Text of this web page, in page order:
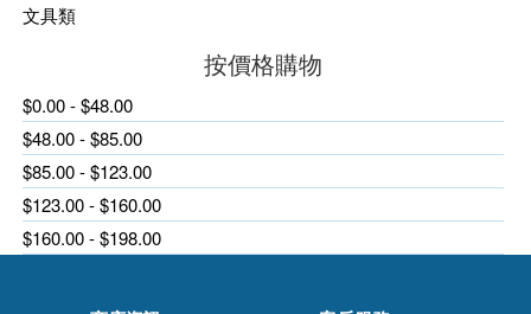
文具類
按價格購物
$0.00 - $48.00
$48.00 - $85.00
$85.00 - $123.00
$123.00 - $160.00
$160.00 - $198.00